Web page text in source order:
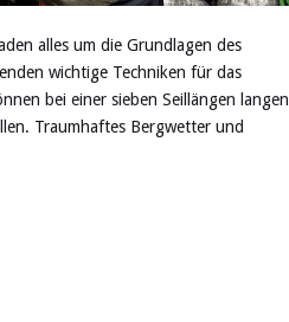
alles um die Grundlagen des
wichtige Techniken für das
bei einer sieben Seillängen langen
Traumhaftes Bergwetter und